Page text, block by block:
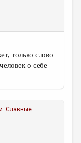
только слово
о себе
Славные